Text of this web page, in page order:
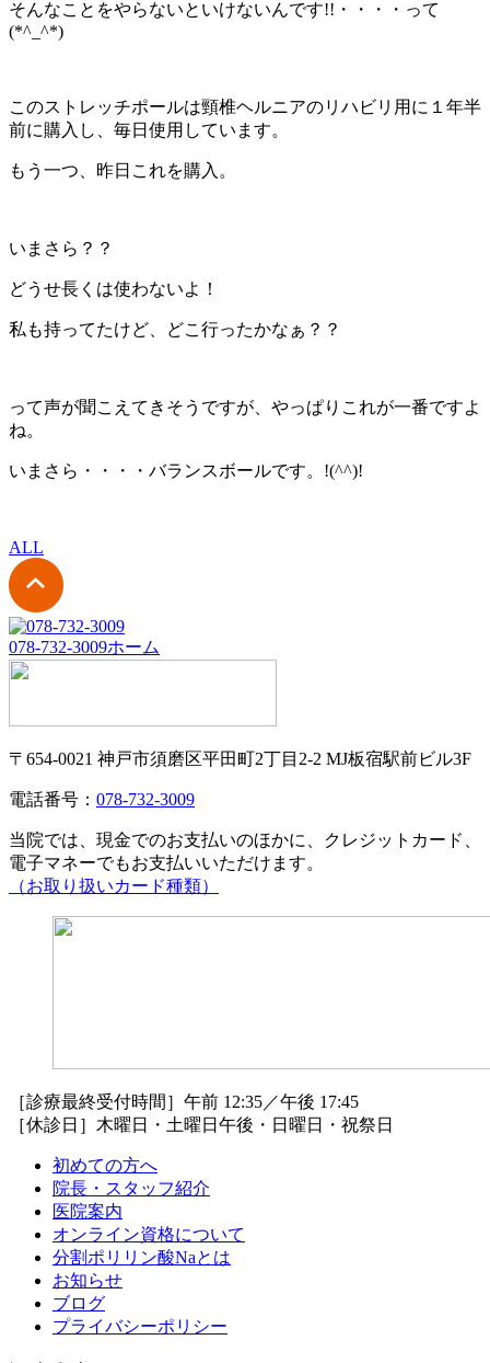
そんなことをやらないといけないんです!!・・・・って
(*^_^*)
このストレッチポールは頸椎ヘルニアのリハビリ用に１年半
前に購入し、毎日使用しています。
もう一つ、昨日これを購入。
いまさら？？
どうせ長くは使わないよ！
私も持ってたけど、どこ行ったかなぁ？？
って声が聞こえてきそうですが、やっぱりこれが一番ですよ
ね。
いまさら・・・・バランスボールです。!(^^)!
ALL
078-732-3009ホーム
〒654-0021 神戸市須磨区平田町2丁目2-2 MJ板宿駅前ビル3F
電話番号： 078-732-3009
当院では、現金でのお支払いのほかに、クレジットカード、
電子マネーでもお支払いいただけます。
（お取り扱いカード種類）
［診療最終受付時間］午前 12:35／午後 17:45
［休診日］木曜日・土曜日午後・日曜日・祝祭日
初めての方へ
院長・スタッフ紹介
医院案内
オンライン資格について
分割ポリリン酸Naとは
お知らせ
ブログ
プライバシーポリシー